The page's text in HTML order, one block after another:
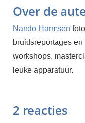
Over de
Nando Harmsen
bruidsreportages
workshops,
leuke apparatuur.
2 reacties